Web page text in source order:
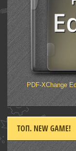
PDF-XChange
ТОП. NEW GAME!